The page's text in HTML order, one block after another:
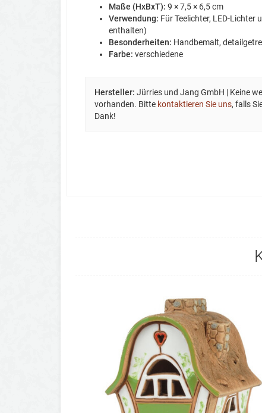
Maße (HxBxT): 9 × 7,5 × 6,5 cm
Verwendung: Für Teelichter, LED-
enthalten)
Besonderheiten: Handbemalt,
Farbe: verschiedene
Hersteller: Jürries und Jang GmbH | Keine
vorhanden. Bitte kontaktieren Sie uns, falls
Dank!